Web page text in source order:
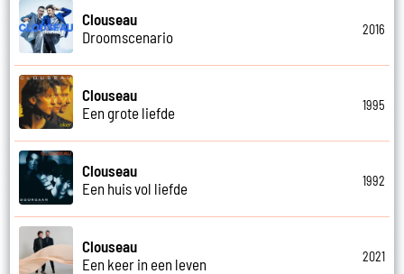
Clouseau
Droomscenario
2016
Clouseau
Een grote liefde
1995
Clouseau
Een huis vol liefde
1992
Clouseau
Een keer in een leven
2021